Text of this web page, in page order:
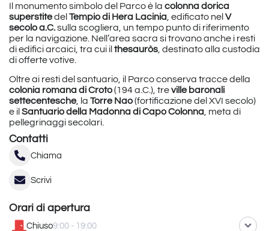
Il monumento simbolo del Parco è la colonna dorica
superstitedel Tempio di Hera Lacinia , edificato nel V
secolo a.C.sulla scogliera, un tempo punto di riferimento
per la navigazione. Nell’area sacra si trovano anche i resti
di edifici arcaici, tra cui il thesauròs , destinato alla custodia
di offerte votive.
Oltre ai resti del santuario, il Parco conserva tracce della
colonia romana di Croto(194 a.C.), treville baronali
settecentesche, la Torre Nao(fortificazione del XVI secolo)
e il Santuario della Madonna di Capo Colonna , meta di
pellegrinaggi secolari.
Contatti
Chiama
Scrivi
Orari di apertura
Chiuso9:00 - 19:00